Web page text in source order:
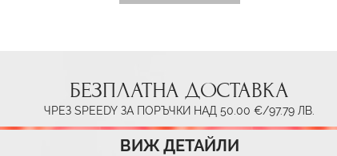
БЕЗПЛАТНА ДОСТАВКА
ЧРЕЗ SPEEDY ЗА ПОРЪЧКИ НАД 50.00 €/97.79 ЛВ.
ВИЖ ДЕТАЙЛИ